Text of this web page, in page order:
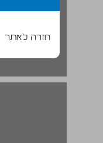
חזרה לאתר